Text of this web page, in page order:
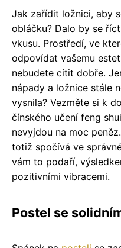
Jak zařídit ložnici, aby
obláčku? Dalo by se
vkusu. Prostředí, ve
odpovídat vašemu
nebudete cítit dobře.
nápady a ložnice stále
vysnila? Vezměte si k
čínského učení feng
nevyjdou na moc
totiž spočívá ve
vám to podaří,
pozitivními vibracemi.
Postel se